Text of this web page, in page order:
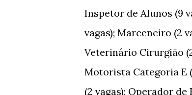
Inspetor de Alunos (9
vagas); Marceneiro (2
Veterinário Cirurgião
Motorista Categoria E
(2 vagas); Operador